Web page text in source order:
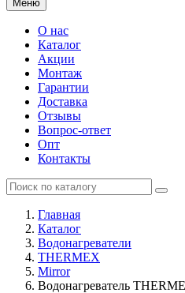
Меню
О нас
Каталог
Акции
Монтаж
Гарантии
Доставка
Отзывы
Вопрос-ответ
Опт
Контакты
Главная
Каталог
Водонагреватели
THERMEX
Mirror
Водонагреватель